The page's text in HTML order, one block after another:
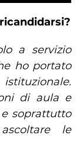
a servizio
ho portato
di aula e
soprattutto
le